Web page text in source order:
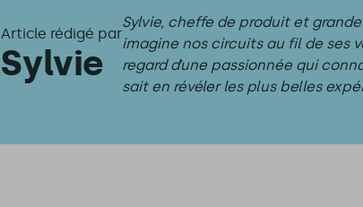
Article rédigé par
Sylvie
Sylvie, cheffe de produit et grande
imagine nos circuits au fil de ses
regard d’une passionnée qui
sait en révéler les plus belles